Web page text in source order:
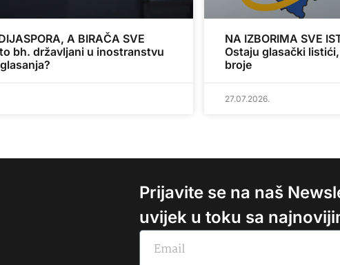
A BIRAČA SVE
bh. državljani u inostranstvu
NA IZBORIMA SVE
Ostaju glasački
broje
27.07.2026.
Prijavite se na naš
uvijek u toku sa